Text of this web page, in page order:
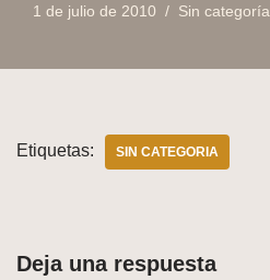
1 de julio de 2010 Sin categoría
Etiquetas: SIN CATEGORIA
Deja una respuesta